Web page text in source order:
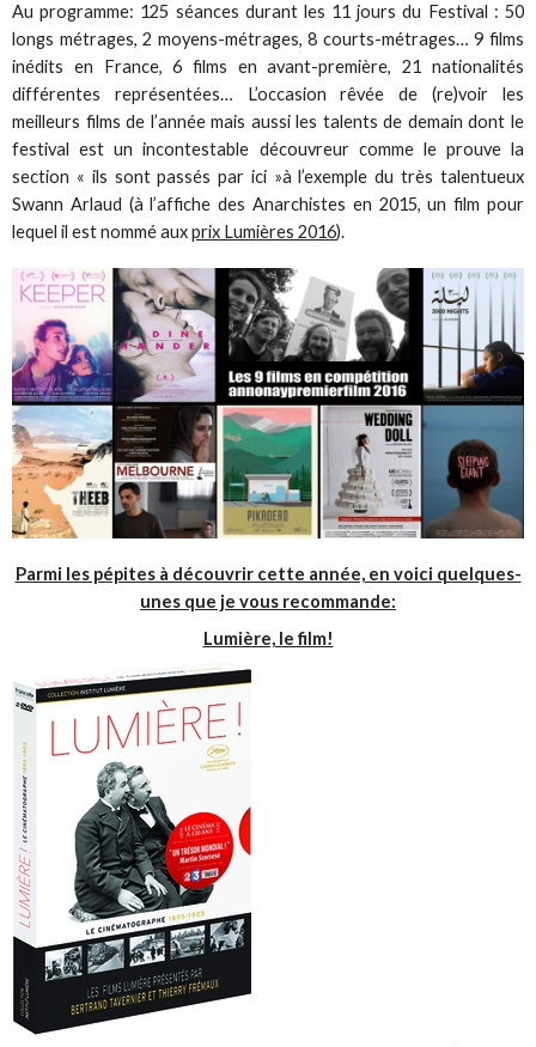
Au programme: 125 séances durant les 11 jours du Festival : 50
longs métrages, 2 moyens-métrages, 8 courts-métrages… 9 films
inédits en France, 6 films en avant-première, 21 nationalités
différentes représentées… L’occasion rêvée de (re)voir les
meilleurs films de l’année mais aussi les talents de demain dont le
festival est un incontestable découvreur comme le prouve la
section « ils sont passés par ici »à l’exemple du très talentueux
Swann Arlaud (à l’affiche des Anarchistes en 2015, un film pour
lequel il est nommé auxprix Lumières 2016).
Parmi les pépites à découvrir cette année, en voici quelques-
unes que je vous recommande:
Lumière, le film!